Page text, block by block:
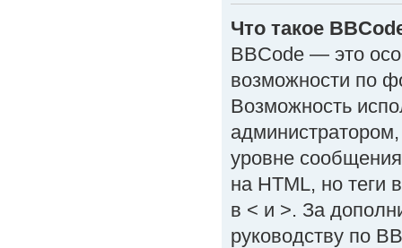
Что такое
BBCode — это
возможности по
Возможность
уровне
на HTML, но теги
в < и >. За
руководству по